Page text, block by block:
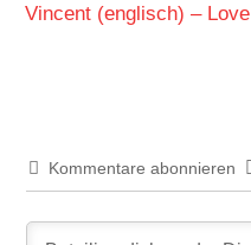
Beitrag:
Vincent (englisch) –
Kommentare abonnieren